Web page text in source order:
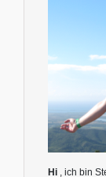
Hi , ich bin